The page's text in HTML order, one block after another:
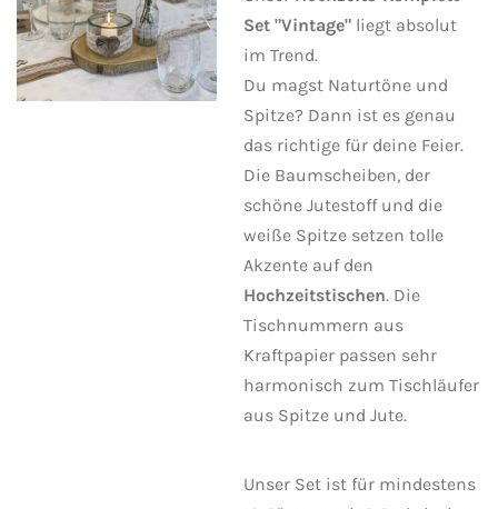
Set "Vintage" liegt absolut
im Trend.
Du magst Naturtöne und
Spitze? Dann ist es genau
das richtige für deine Feier.
Die Baumscheiben, der
schöne Jutestoff und die
weiße Spitze setzen tolle
Akzente auf den
Hochzeitstischen. Die
Tischnummern aus
Kraftpapier passen sehr
harmonisch zum Tischläufer
aus Spitze und Jute.
Unser Set ist für mindestens